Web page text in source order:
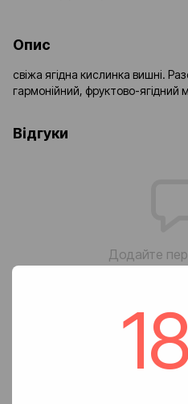
Опис
свіжа ягідна кислинка вишні.
гармонійний, фруктово-ягідний
Відгуки
Додайте
Написати